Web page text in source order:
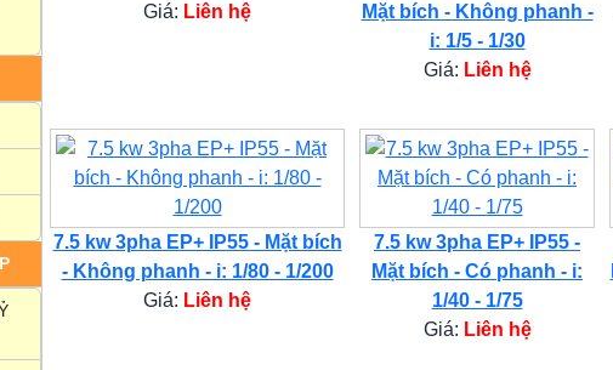
Giá: Liên hệ
Mặt bích - Không phanh -
i: 1/5 - 1/30
Giá: Liên hệ
7.5 kw 3pha EP+ IP55 - Mặt bích
- Không phanh - i: 1/80 - 1/200
Giá: Liên hệ
7.5 kw 3pha EP+ IP55 -
Mặt bích - Có phanh - i:
1/40 - 1/75
Giá: Liên hệ